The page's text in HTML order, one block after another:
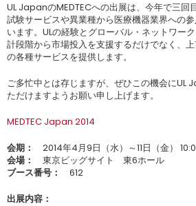
UL JapanのMEDTECへの出展は、今年で三回
試験サービスや異業種から医療機器業界への
います。ULの経験とグローバル・ネットワー
計段階から市場投入を支援するだけでなく、
の各種サービスを提供します。
ご多忙中とは存じますが、ぜひこの機会にUL
ただけますようお願い申し上げます。
MEDTEC Japan 2014
会期： 2014年4月9日（水）～11日（金）
会場： 東京ビッグサイト 東6ホール
ブース番号： 612
出展内容：